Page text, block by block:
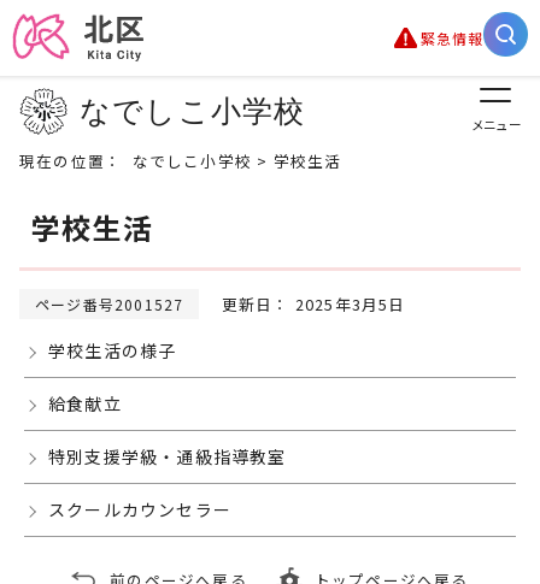
緊急情報
なでしこ小学校 メニュー
現在の位置： なでしこ小学校 > 学校生活
学校生活
ページ番号2001527 更新日： 2025年3月5日
学校生活の様子
給食献立
特別支援学級・通級指導教室
スクールカウンセラー